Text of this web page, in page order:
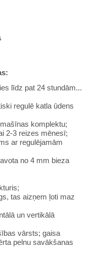
līdz pat 24 stundām...
regulē katla ūdens
komplektu;
2-3 reizes mēnesī;
ar regulējamām
no 4 mm bieza
tas aizņem ļoti maz
un vertikālā
vārsts; gaisa
pelnu savākšanas